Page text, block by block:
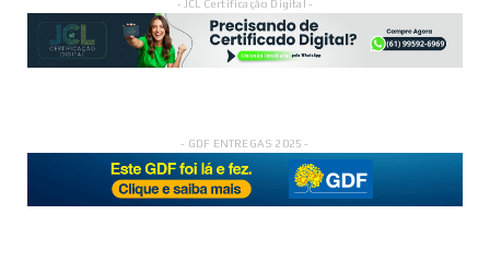
- JCL Certificação Digital -
- GDF ENTREGAS 2025 -